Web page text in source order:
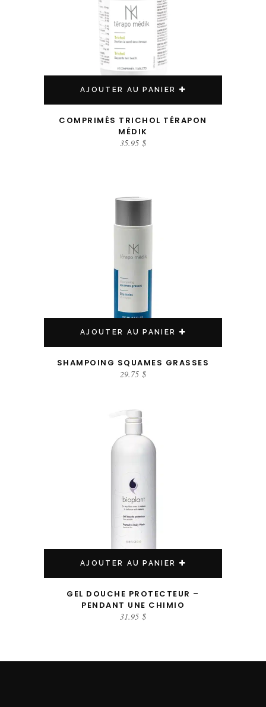
AJOUTER AU PANIER
COMPRIMÉS TRICHOL TÉRAPON
MÉDIK
35.95 $
AJOUTER AU PANIER
SHAMPOING SQUAMES GRASSES
29.75 $
AJOUTER AU PANIER
GEL DOUCHE PROTECTEUR –
PENDANT UNE CHIMIO
31.95 $